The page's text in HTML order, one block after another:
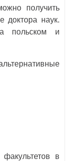
получить
доктора наук.
польском и
в